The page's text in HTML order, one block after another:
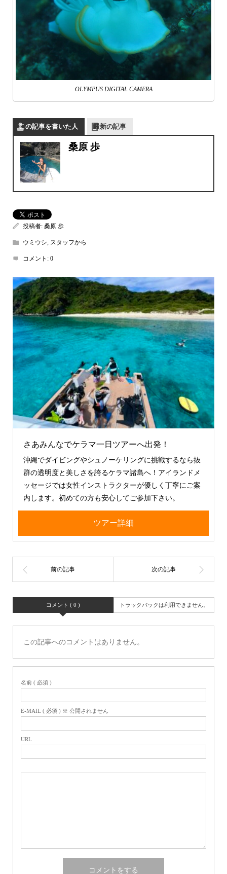
OLYMPUS DIGITAL CAMERA
この記事を書いた人 最新の記事
桑原 歩
投稿者: 桑原 歩
ウミウシ, スタッフから
コメント: 0
さあみんなでケラマ一日ツアーへ出発！
沖縄でダイビングやシュノーケリングに挑戦するなら抜
群の透明度と美しさを誇るケラマ諸島へ！アイランドメ
ッセージでは女性インストラクターが優しく丁寧にご案
内します。初めての方も安心してご参加下さい。
ツアー詳細
コメント ( 0 ) トラックバックは利用できません。
この記事へのコメントはありません。
名前 ( 必須 )
E-MAIL ( 必須 ) ※ 公開されません
URL